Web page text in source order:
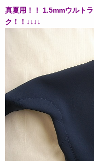
真夏用！！ 1.5mmウルト
ク！！↓↓↓↓